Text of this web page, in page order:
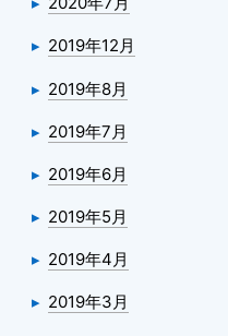
2019年12月
2019年8月
2019年7月
2019年6月
2019年5月
2019年4月
2019年3月